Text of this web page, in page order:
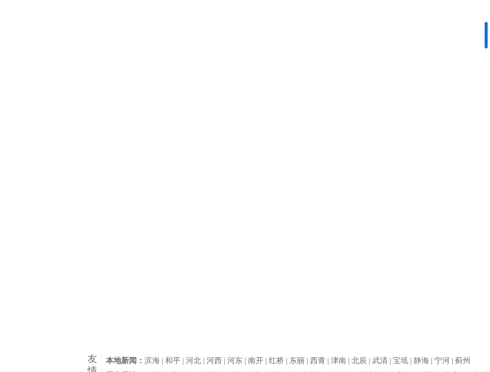
友
本地新闻： 滨海 |和平 |河北 |河西 |河东 |南开 |红桥 | 东丽 |西青 |津南 |北辰 |武清 |宝坻 |静海 |宁河 |蓟州